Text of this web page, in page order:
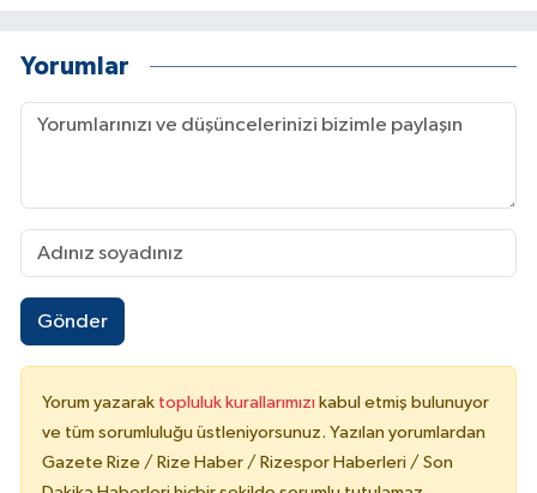
Yorumlar
Gönder
Yorum yazarak topluluk kurallarımızı kabul etmiş bulunuyor
ve tüm sorumluluğu üstleniyorsunuz. Yazılan yorumlardan
Gazete Rize / Rize Haber / Rizespor Haberleri / Son